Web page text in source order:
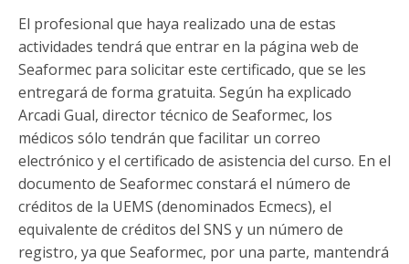
El profesional que haya realizado una de estas
actividades tendrá que entrar en la página web de
Seaformec para solicitar este certificado, que se les
entregará de forma gratuita. Según ha explicado
Arcadi Gual, director técnico de Seaformec, los
médicos sólo tendrán que facilitar un correo
electrónico y el certificado de asistencia del curso. En el
documento de Seaformec constará el número de
créditos de la UEMS (denominados Ecmecs), el
equivalente de créditos del SNS y un número de
registro, ya que Seaformec, por una parte, mantendrá